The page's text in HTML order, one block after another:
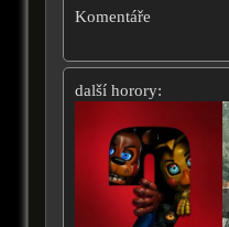
Komentáře
další horory: